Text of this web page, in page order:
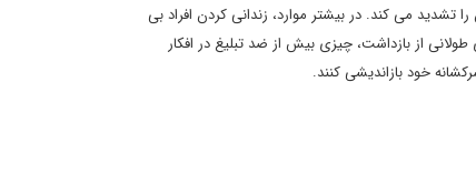
تشدید می کند. در بیشتر موارد، زندانی کردن افراد بی
از بازداشت، چیزی بیش از ضد تبلیغ در افکار
خود بازاندیشی کنند.